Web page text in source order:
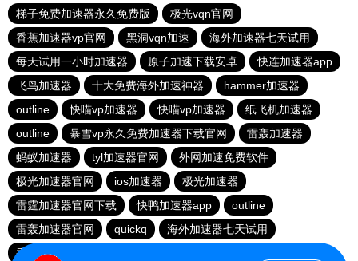
梯子免费加速器永久免费版
极光vqn官网
香蕉加速器vp官网
黑洞vqn加速
海外加速器七天试用
每天试用一小时加速器
原子加速下载安卓
快连加速器app
飞鸟加速器
十大免费海外加速神器
hammer加速器
outline
快喵vp加速器 快喵vp加速器
纸飞机加速器
outline
暴雪vp永久免费加速器下载官网
雷轰加速器
蚂蚁加速器
tyl加速器官网
外网加速免费软件
极光加速器官网
ios加速器
极光加速器
雷霆加速器官网下载
快鸭加速器app
outline
雷轰加速器官网
quickq
海外加速器七天试用
香蕉加速器官网